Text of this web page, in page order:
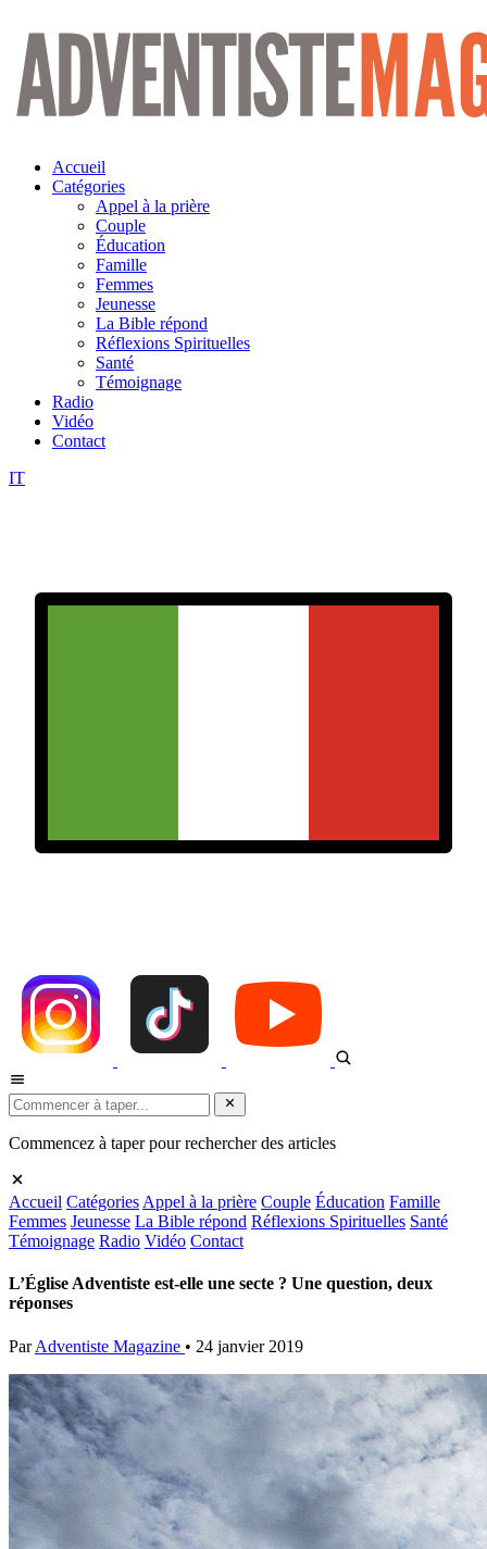
Aller
contenu
Accueil
Catégories
Appel à la prière
Couple
Éducation
Famille
Femmes
Jeunesse
La Bible répond
Réflexions Spirituelles
Santé
Témoignage
Radio
Vidéo
Contact
IT
Commencez à taper pour rechercher des articles
Accueil Catégories Appel à la prière Couple Éducation Famille
Femmes Jeunesse La Bible répond Réflexions Spirituelles Santé
Témoignage Radio Vidéo Contact
L’Église Adventiste est-elle une secte ? Une question, deux
réponses
Par Adventiste Magazine • 24 janvier 2019